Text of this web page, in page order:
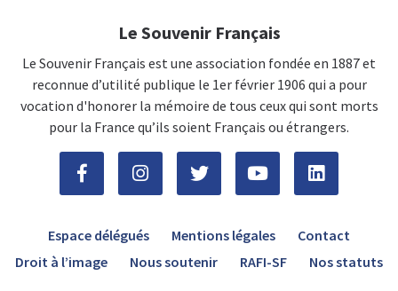
Le Souvenir Français
Le Souvenir Français est une association fondée en 1887 et
reconnue d’utilité publique le 1er février 1906 qui a pour
vocation d'honorer la mémoire de tous ceux qui sont morts
pour la France qu’ils soient Français ou étrangers.
Espace délégués Mentions légales
Contact
Droit à l’image
Nous soutenir RAFI-SF Nos statuts